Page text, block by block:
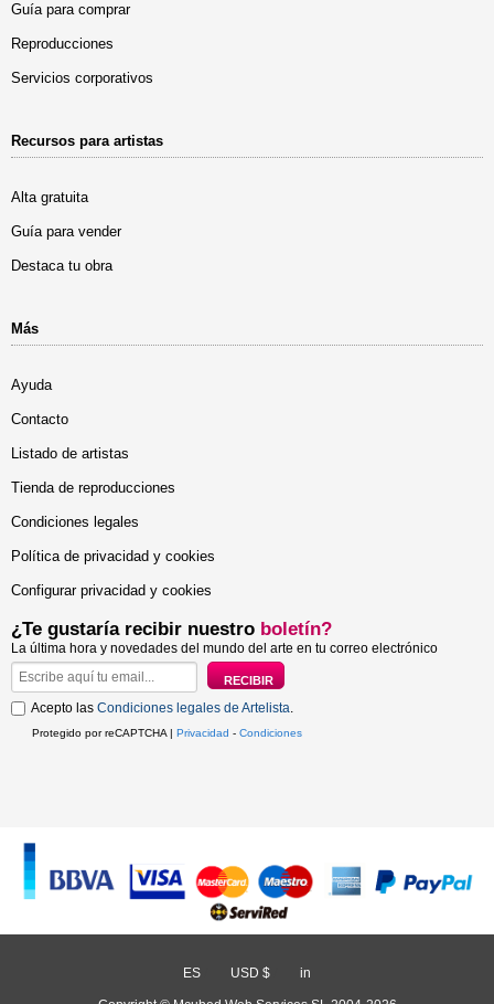
Guía para comprar
Reproducciones
Servicios corporativos
Recursos para artistas
Alta gratuita
Guía para vender
Destaca tu obra
Más
Ayuda
Contacto
Listado de artistas
Tienda de reproducciones
Condiciones legales
Política de privacidad y cookies
Configurar privacidad y cookies
¿Te gustaría recibir nuestro boletín?
La última hora y novedades del mundo del arte en tu correo electrónico
Acepto las Condiciones legales de Artelista.
Protegido por reCAPTCHA | Privacidad - Condiciones
ES USD $ in